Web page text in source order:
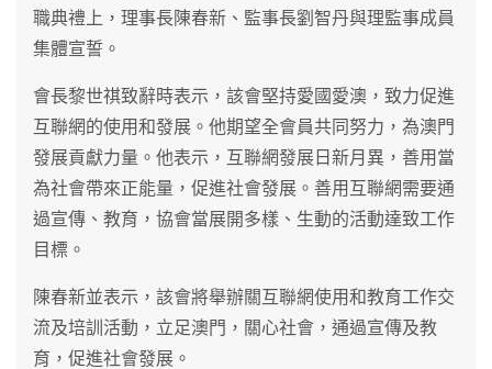
職典禮上，理事長陳春新、監事長劉智丹與理監事成員
集體宣誓。
會長黎世祺致辭時表示，該會堅持愛國愛澳，致力促進
互聯網的使用和發展。他期望全會員共同努力，為澳門
發展貢獻力量。他表示，互聯網發展日新月異，善用當
為社會帶來正能量，促進社會發展。善用互聯網需要通
過宣傳、教育，協會當展開多樣、生動的活動達致工作
目標。
陳春新並表示，該會將舉辦關互聯網使用和教育工作交
流及培訓活動，立足澳門，關心社會，通過宣傳及教
育，促進社會發展。